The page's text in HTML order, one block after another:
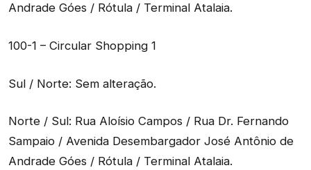
Andrade Góes / Rótula / Terminal Atalaia.
100-1 – Circular Shopping 1
Sul / Norte: Sem alteração.
Norte / Sul: Rua Aloísio Campos / Rua Dr. Fernando
Sampaio / Avenida Desembargador José Antônio de
Andrade Góes / Rótula / Terminal Atalaia.